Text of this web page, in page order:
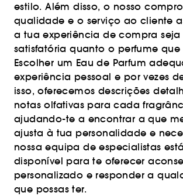
estilo. Além disso, o nosso
qualidade e o serviço ao cliente
a tua experiência de compra
satisfatória quanto o perfume que
Escolher um Eau de Parfum
experiência pessoal e por vezes
isso, oferecemos descrições
notas olfativas para cada
ajudando-te a encontrar a que
ajusta à tua personalidade e
nossa equipa de especialistas
disponível para te oferecer
personalizado e responder a
que possas ter.